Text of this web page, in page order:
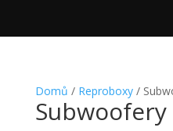
Domů / Reproboxy/
Subwoofery